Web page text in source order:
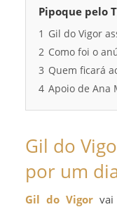
Pipoque pelo
1 Gil do Vigor
2 Como foi o
3 Quem ficará
4 Apoio de Ana
Gil do
por um
Gil do Vigor